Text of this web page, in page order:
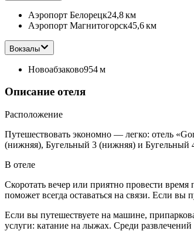
Аэропорт Белорецк24,8 км
Аэропорт Магнитогорск45,6 км
Вокзалы
Новоабзаково954 м
Описание отеля
Расположение
Путешествовать экономно — легко: отель
(нижняя), Бугельный 3 (нижняя) и Бугельный
В отеле
Скоротать вечер или приятно провести
поможет всегда оставаться на связи. Если вы
Если вы путешествуете на машине,
услуги: катание на лыжах. Среди